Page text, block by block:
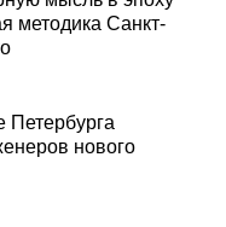
методика Санкт-
Петербурга
нового